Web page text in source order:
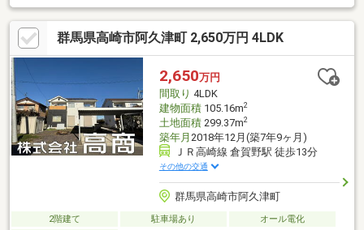
ターサービスがついており、住んでからの安心をずっとお届けし
ます！内覧時に、無料相談・お見積りも物件ごとに作成可能！！
オウチ探しも、リフォームも一緒に相談できます！＼弊社には、
『きつね隊』・『ゴリラ隊』という無料かけつけサービスの仕組
みが、整っています♪／住んでからのお家トラブル、緊急対応も承
っております♪お家のこと、すべて木ノ葉プランニングにお任せく
ださい＾＾
群馬県高崎市阿久津町 2,650万円 4LDK
2,650万円
間取り 4LDK
建物面積105.16m2
土地面積299.37m2
築年月 2018年12月(築7年9ヶ月)
ＪＲ高崎線 倉賀野駅 徒歩13分
その他の交通
群馬県高崎市阿久津町
2階建て 駐車場あり
オール電化